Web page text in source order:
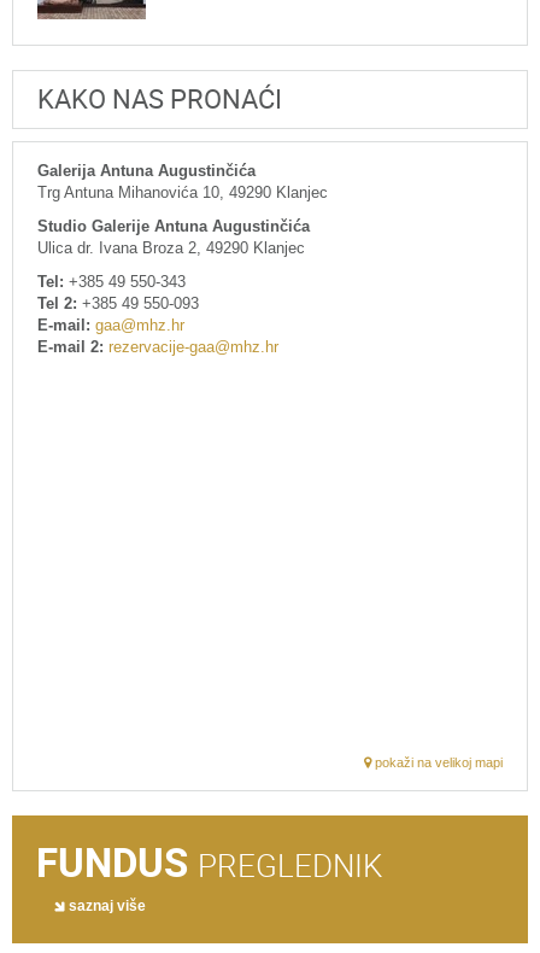
KAKO NAS PRONAĆI
Galerija Antuna Augustinčića
Trg Antuna Mihanovića 10, 49290 Klanjec
Studio Galerije Antuna Augustinčića
Ulica dr. Ivana Broza 2, 49290 Klanjec
Tel: +385 49 550-343
Tel 2: +385 49 550-093
E-mail: gaa@mhz.hr
E-mail 2: rezervacije-gaa@mhz.hr
pokaži na velikoj mapi
FUNDUS PREGLEDNIK
saznaj više